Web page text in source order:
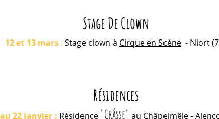
Stage De Clown
12 et 13 mars : Stage clown à Cirque en Scène - Niort
Résidences
22 janvier : Résidence "Crâsse" au Châpelmêle-